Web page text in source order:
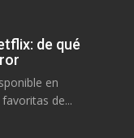
de qué
en
de...